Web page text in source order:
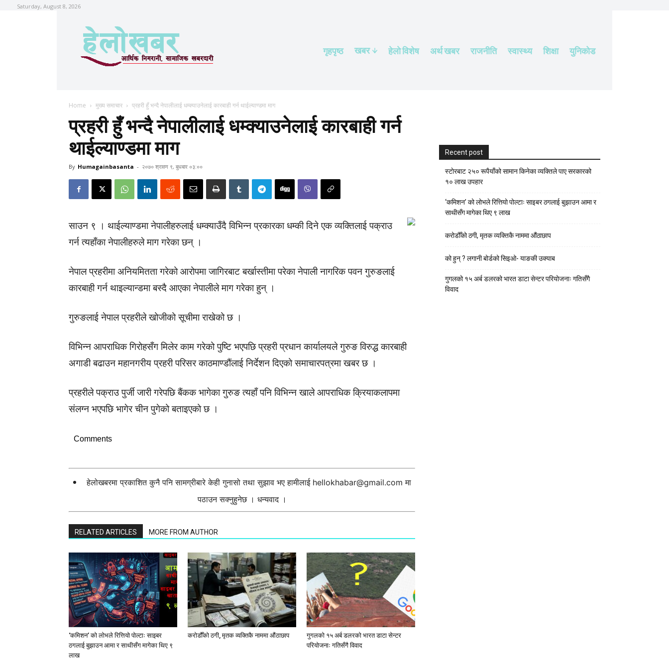
Saturday, August 8, 2026
गृहपृष्ठ खबर हेलाे विशेष अर्थ खबर राजनीति स्वास्थ्य शिक्षा युनिकोड
Home मुख्य समाचार प्रहरी हुँ भन्दै नेपालीलाई धम्क्याउनेलाई कारबाही गर्न थाईल्याण्डमा माग
प्रहरी हुँ भन्दै नेपालीलाई धम्क्याउनेलाई कारबाही गर्न
थाईल्याण्डमा माग
By Humagainbasanta - २०७० श्रावण ९, बुधबार ०३:००
साउन ९ । थाईल्याण्डमा नेपालीहरुलाई धम्क्याउँदै विभिन्न प्रकारका धम्की दिने एक व्यक्तिलाई पक्राउ
गर्न त्यहाँका नेपालीहरुले माग गरेका छन् ।
नेपाल प्रहरीमा अनियमितता गरेको आरोपमा जागिरबाट बर्खास्तीमा परेका नेपाली नागरिक पवन गुरुङलाई
कारबाही गर्न थाइल्यान्डमा बस्दै आएका नेपालीले माग गरेका हुन् ।
गुरुङलाई नेपाल प्रहरीले खोजीको सूचीमा राखेको छ ।
विभिन्न आपराधिक गिरोहसँग मिलेर काम गरेको पुष्टि भएपछि प्रहरी प्रधान कार्यालयले गुरुङ विरुद्ध कारबाही
अगाडी बढाउन महानगरीय प्रहरी परिसर काठमाण्डौंलाई निर्देशन दिएको समाचारपत्रमा खबर छ ।
प्रहरीले पक्राउ पुर्जी जारी गरेपछि बैंकक भागेका गुरुङ त्यहाँ पनि विभिन्न खाले आपराधिक क्रियाकलापमा
संलग्न भएपछि भागेर चीन पुगेको बताइएको छ ।
Comments
हेलोखबरमा प्रकाशित कुनै पनि सामग्रीबारे केही गुनासो तथा सुझाव भए हामीलाई hellokhabar@gmail.com मा
पठाउन सक्नुहुनेछ । धन्यवाद ।
RELATED ARTICLES MORE FROM AUTHOR
‘कमिशन’ को लोभले रित्तियो पोल्टाः साइबर
ठगलाई बुझाउन आमा र साथीसँग मागेका थिए ९
लाख
करोडौँको ठगी, मृतक व्यक्तिकै नाममा औंठाछाप
गुगलको १५ अर्ब डलरको भारत डाटा सेन्टर
परियोजनाः गतिसँगै विवाद
Recent post
स्टाेरबाट २५० रूपैयाँको सामान किनेका व्यक्तिले पाए सरकारको
१० लाख उपहार
‘कमिशन’ को लोभले रित्तियो पोल्टाः साइबर ठगलाई बुझाउन आमा र
साथीसँग मागेका थिए ९ लाख
करोडौँको ठगी, मृतक व्यक्तिकै नाममा औंठाछाप
को हुन् ? लगानी बोर्डको सिइओ- याङकी उक्याब
गुगलको १५ अर्ब डलरको भारत डाटा सेन्टर परियोजनाः गतिसँगै
विवाद